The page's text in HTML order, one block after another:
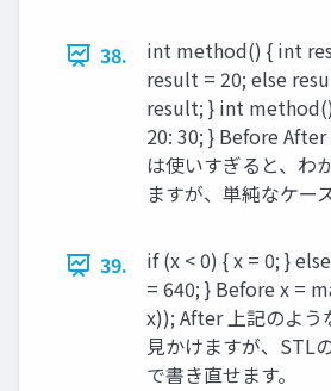
38.
int method() { int
result = 20; else
result; } int
20: 30; } Before
は使いすぎると、わ
ますが、単純なケー
39.
if (x < 0) { x = 0; }
= 640; } Before x =
x)); After 上記のよう
見かけますが、STL
で書き直せます。